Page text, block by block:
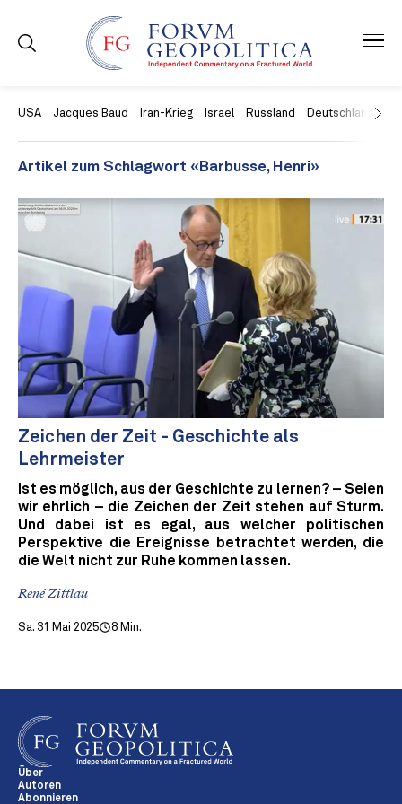
USA Jacques Baud Iran-Krieg Israel Russland Deutschland
Artikel zum Schlagwort «Barbusse, Henri»
Zeichen der Zeit - Geschichte als
Lehrmeister
Ist es möglich, aus der Geschichte zu lernen? – Seien
wir ehrlich – die Zeichen der Zeit stehen auf Sturm.
Und dabei ist es egal, aus welcher politischen
Perspektive die Ereignisse betrachtet werden, die
die Welt nicht zur Ruhe kommen lassen.
René Zittlau
Sa. 31 Mai 2025 8 Min.
Über
Autoren
Abonnieren